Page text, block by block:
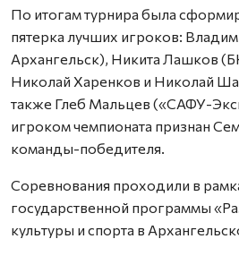
По итогам турнира была
пятерка лучших игроков:
Архангельск), Никита Лашков
Николай Харенков и Николай
также Глеб Мальцев («САФУ-
игроком чемпионата признан
команды-победителя.
Соревнования проходили в
государственной программы
культуры и спорта в